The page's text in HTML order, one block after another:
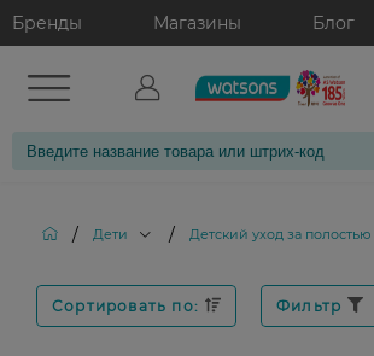
Бренды Магазины Блог
/ Дети / Детский уход за полостью
Сортировать по: Фильтр